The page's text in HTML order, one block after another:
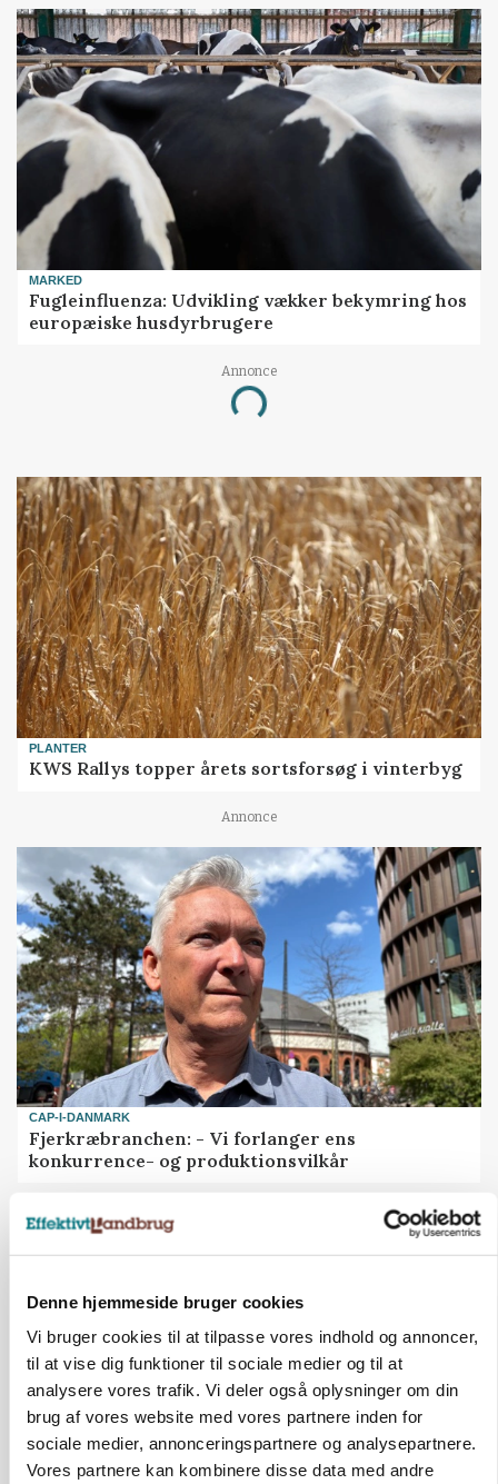
Denne hjemmeside bruger cookies
Vi bruger cookies til at tilpasse vores indhold og annoncer,
til at vise dig funktioner til sociale medier og til at
analysere vores trafik. Vi deler også oplysninger om din
brug af vores website med vores partnere inden for
sociale medier, annonceringspartnere og analysepartnere.
Vores partnere kan kombinere disse data med andre
MARKED
Fugleinfluenza: Udvikling vækker bekymring hos
europæiske husdyrbrugere
Annonce
Loading...
PLANTER
KWS Rallys topper årets sortsforsøg i vinterbyg
Annonce
CAP-I-DANMARK
Fjerkræbranchen: - Vi forlanger ens
konkurrence- og produktionsvilkår
BUSINESS
landbrugets ejerstruktur
Annonce
Loading...